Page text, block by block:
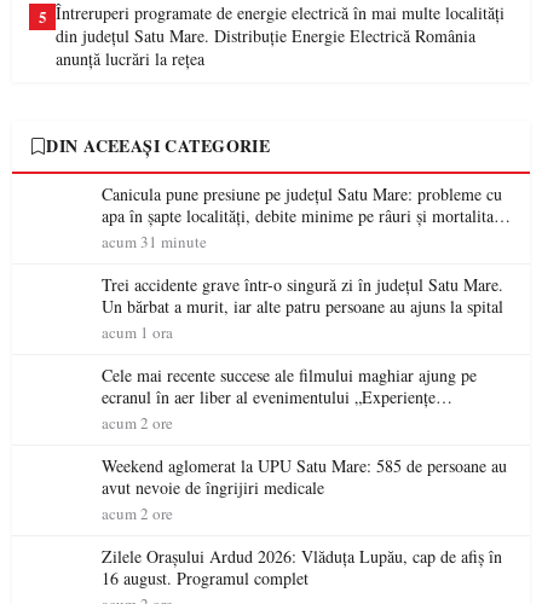
5 Întreruperi programate de energie electrică în mai multe localități
din județul Satu Mare. Distribuție Energie Electrică România
anunță lucrări la rețea
DIN ACEEAȘI CATEGORIE
Canicula pune presiune pe județul Satu Mare: probleme cu
apa în șapte localități, debite minime pe râuri și mortalitate
piscicolă la Lacul Călinești
acum 31 minute
Trei accidente grave într-o singură zi în județul Satu Mare.
Un bărbat a murit, iar alte patru persoane au ajuns la spital
acum 1 ora
Cele mai recente succese ale filmului maghiar ajung pe
ecranul în aer liber al evenimentului „Experiențe
cinematografice Partium”
acum 2 ore
Weekend aglomerat la UPU Satu Mare: 585 de persoane au
avut nevoie de îngrijiri medicale
acum 2 ore
Zilele Orașului Ardud 2026: Vlăduța Lupău, cap de afiș în
16 august. Programul complet